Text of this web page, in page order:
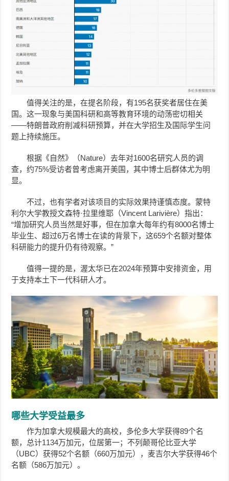
值得关注的是，在提名阶段，有195名获奖者居住在美
国。这一现象与美国科研和高等教育环境的动荡密切相关
——特朗普政府削减科研预算，并在大学招生及国际学生问
题上持续施压。
根据《自然》（Nature）去年对1600名研究人员的调
查，约75%受访者曾考虑离开美国，其中博士后群体尤为明
显。
不过，也有学者对该项目的实际效果持谨慎态度。蒙特
利尔大学教授文森特·拉里维耶（Vincent Larivière）指出：
“增加研究人员当然是好事，但在加拿大每年约有8000名博士
毕业生、超过6万名博士在读的背景下，这659个名额对整体
科研能力的提升仍有待观察。”
值得一提的是，渥太华已在2024年预算中安排资金，用
于支持本土下一代科研人才。
哪些大学受益最多
作为加拿大规模最大的高校，多伦多大学获得89个名
额，总计1134万加元，位居第一；不列颠哥伦比亚大学
（UBC）获得52个名额（660万加元），麦吉尔大学获得46个
名额（586万加元）。